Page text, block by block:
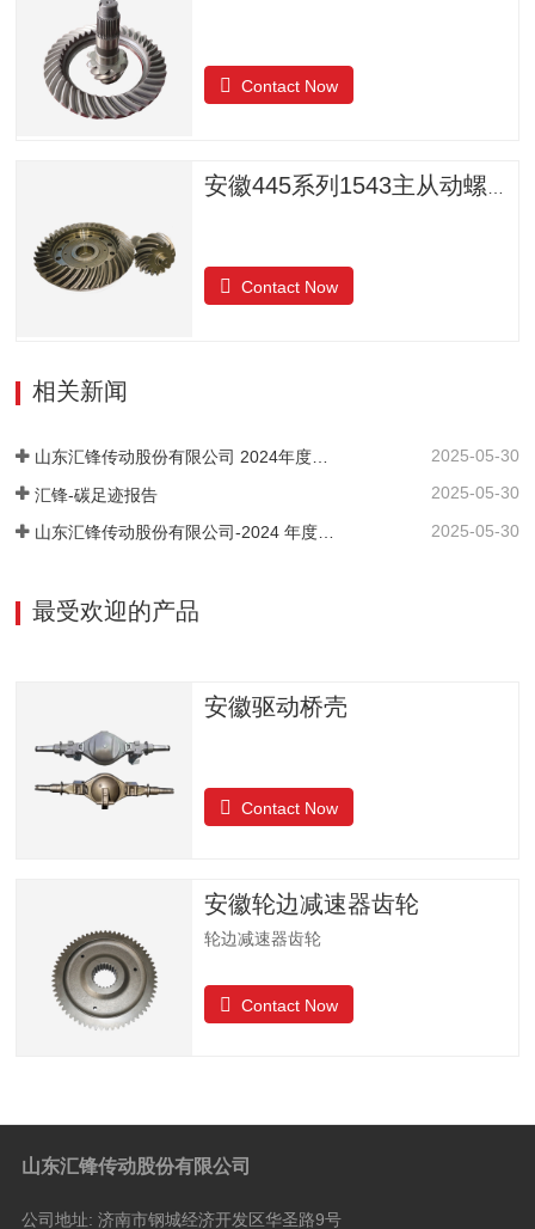
Contact Now
Contact Now
相关新闻
山东汇锋传动股份有限公司 2024年度社会责任报告 2025-05-30
汇锋-碳足迹报告 2025-05-30
2025-05-30
最受欢迎的产品
安徽驱动桥壳
Contact Now
安徽轮边减速器齿轮
轮边减速器齿轮
Contact Now
山东汇锋传动股份有限公司
公司地址: 济南市钢城经济开发区华圣路9号